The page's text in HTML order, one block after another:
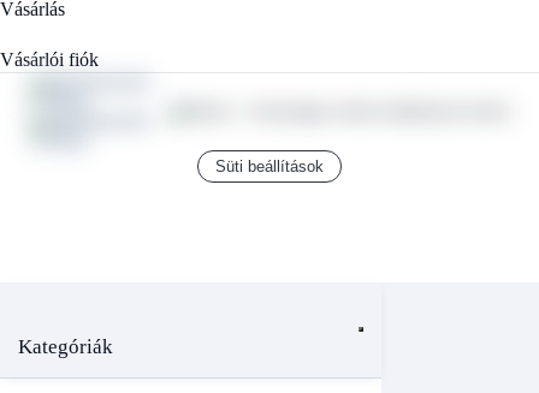
Vásárlás
Vásárlói fiók
Süti beállítások
Kategóriák